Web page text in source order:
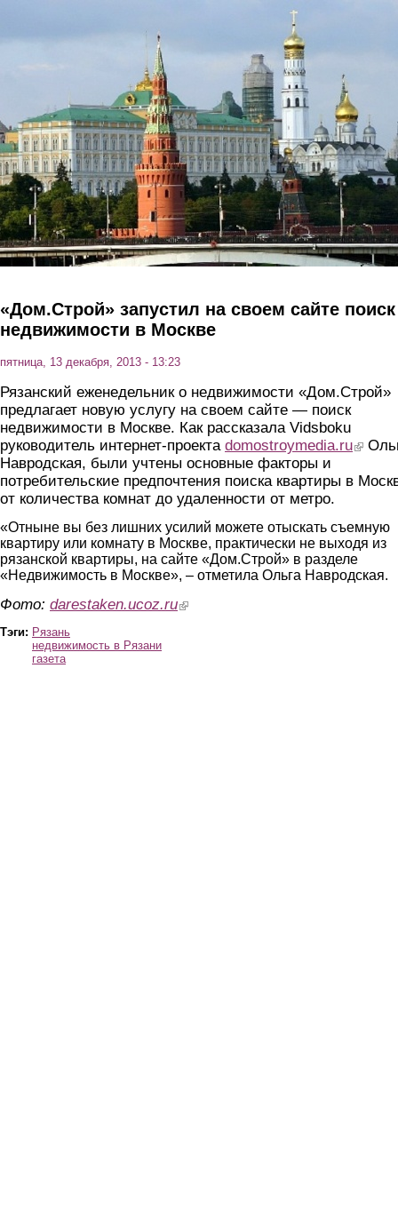
«Дом.Строй» запустил на своем сайте поиск
недвижимости в Москве
пятница, 13 декабря, 2013 - 13:23
Рязанский еженедельник о недвижимости «Дом.Строй»
предлагает новую услугу на своем сайте — поиск
недвижимости в Москве. Как рассказала Vidsboku
руководитель интернет-проекта domostroymedia.ru(link is
Навродская, были учтены основные факторы и
потребительские предпочтения поиска квартиры в
от количества комнат до удаленности от метро.
«Отныне вы без лишних усилий можете отыскать съемную
квартиру или комнату в Москве, практически не выходя из
рязанской квартиры, на сайте «Дом.Строй» в разделе
«Недвижимость в Москве», – отметила Ольга Навродская.
Фото: darestaken.ucoz.ru(link is external)
Тэги: Рязань
недвижимость в Рязани
газета